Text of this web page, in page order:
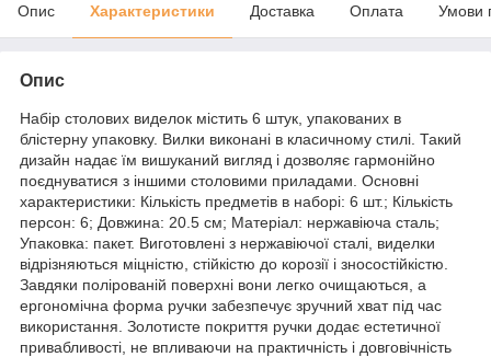
Опис Характеристики Доставка Оплата Умови
Опис
Набір столових виделок містить 6 штук, упакованих в
блістерну упаковку. Вилки виконані в класичному стилі. Такий
дизайн надає їм вишуканий вигляд і дозволяє гармонійно
поєднуватися з іншими столовими приладами. Основні
характеристики: Кількість предметів в наборі: 6 шт.; Кількість
персон: 6; Довжина: 20.5 см; Матеріал: нержавіюча сталь;
Упаковка: пакет. Виготовлені з нержавіючої сталі, виделки
відрізняються міцністю, стійкістю до корозії і зносостійкістю.
Завдяки полірованій поверхні вони легко очищаються, а
ергономічна форма ручки забезпечує зручний хват під час
використання. Золотисте покриття ручки додає естетичної
привабливості, не впливаючи на практичність і довговічність